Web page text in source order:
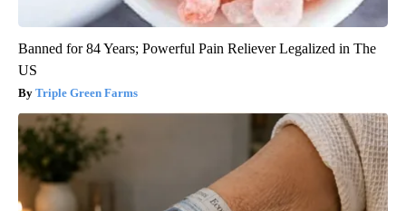
Banned for 84 Years; Powerful Pain Reliever Legalized in The
US
Triple Green Farms